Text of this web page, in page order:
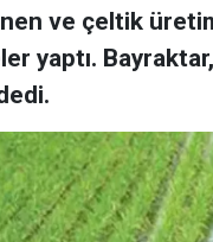
ve çeltik
yaptı.